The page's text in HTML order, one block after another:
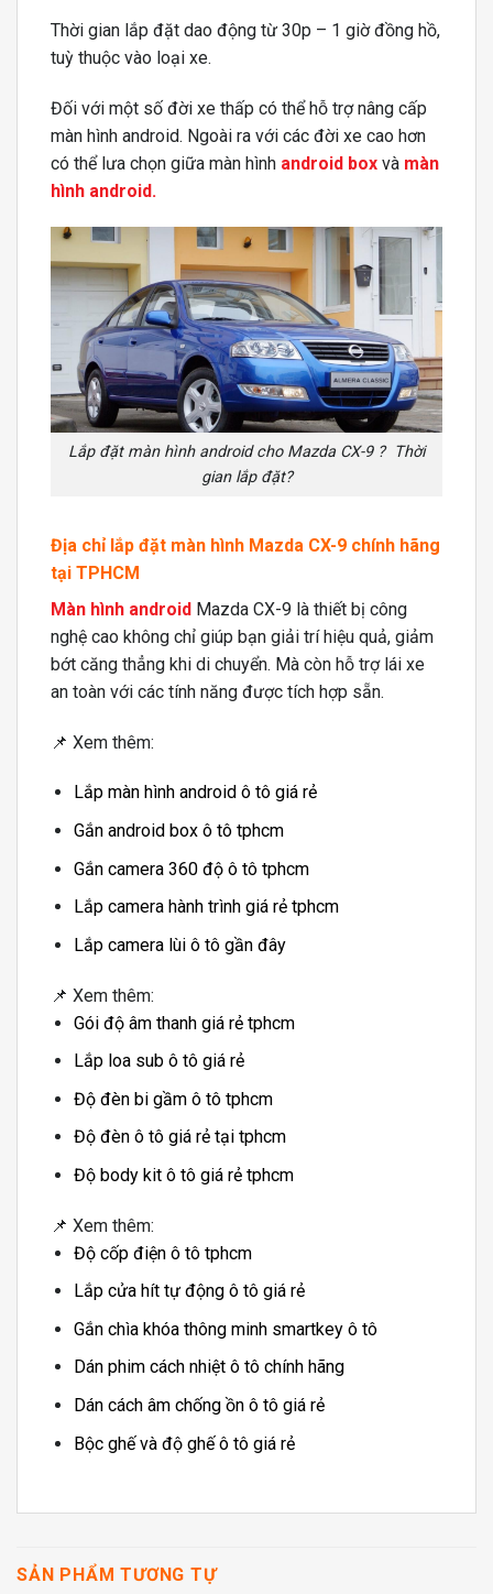
Thời gian lắp đặt dao động từ 30p – 1 giờ đồng hồ,
tuỳ thuộc vào loại xe.
Đối với một số đời xe thấp có thể hỗ trợ nâng cấp
màn hình android. Ngoài ra với các đời xe cao hơn
có thể lưa chọn giữa màn hình android box và màn
hình android.
Lắp đặt màn hình android cho Mazda CX-9 ? Thời
gian lắp đặt?
Địa chỉ lắp đặt màn hình Mazda CX-9 chính hãng
tại TPHCM
Màn hình android Mazda CX-9 là thiết bị công
nghệ cao không chỉ giúp bạn giải trí hiệu quả, giảm
bớt căng thẳng khi di chuyển. Mà còn hỗ trợ lái xe
an toàn với các tính năng được tích hợp sẵn.
📌 Xem thêm:
Lắp màn hình android ô tô giá rẻ
Gắn android box ô tô tphcm
Gắn camera 360 độ ô tô tphcm
Lắp camera hành trình giá rẻ tphcm
Lắp camera lùi ô tô gần đây
📌 Xem thêm:
Gói độ âm thanh giá rẻ tphcm
Lắp loa sub ô tô giá rẻ
Độ đèn bi gầm ô tô tphcm
Độ đèn ô tô giá rẻ tại tphcm
Độ body kit ô tô giá rẻ tphcm
📌 Xem thêm:
Độ cốp điện ô tô tphcm
Lắp cửa hít tự động ô tô giá rẻ
Gắn chìa khóa thông minh smartkey ô tô
Dán phim cách nhiệt ô tô chính hãng
Dán cách âm chống ồn ô tô giá rẻ
Bộc ghế và độ ghế ô tô giá rẻ
SẢN PHẨM TƯƠNG TỰ